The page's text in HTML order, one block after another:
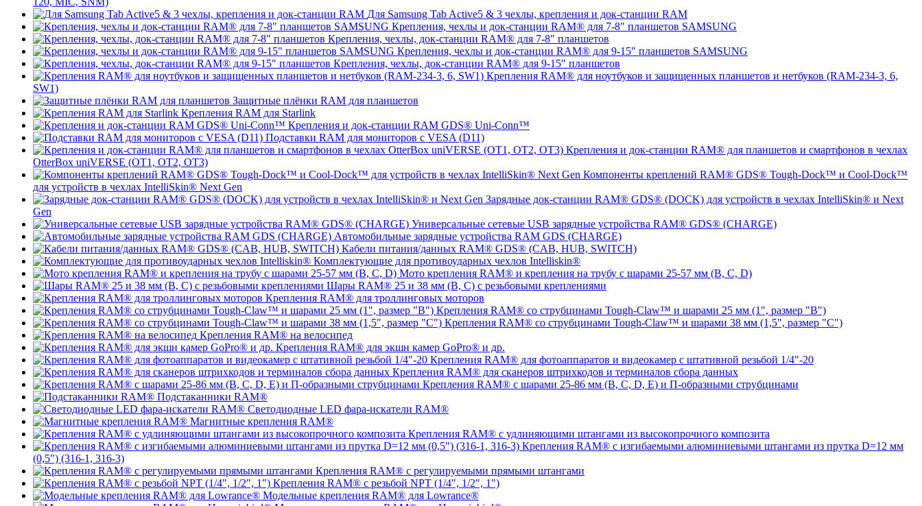
Для Samsung Tab Active5 & 3 чехлы, крепления и док-станции RAM
Крепления, чехлы и док-станции RAM® для 7-8" планшетов SAMSUNG
Крепления, чехлы, док-станции RAM® для 7-8" планшетов
Крепления, чехлы и док-станции RAM® для 9-15" планшетов SAMSUNG
Крепления, чехлы, док-станции RAM® для 9-15" планшетов
Крепления RAM® для ноутбуков и защищенных планшетов и нетбуков (RAM-234-3, 6,
SW1)
Защитные плёнки RAM для планшетов
Крепления RAM для Starlink
Крепления и док-станции RAM GDS® Uni-Conn™
Подставки RAM для мониторов с VESA (D11)
Крепления и док-станции RAM® для планшетов и смартфонов в чехлах
OtterBox uniVERSE (OT1, OT2, OT3)
Компоненты креплений RAM® GDS® Tough-Dock™ и Cool-Dock™
для устройств в чехлах IntelliSkin® Next Gen
Зарядные док-станции RAM® GDS® (DOCK) для устройств в чехлах IntelliSkin® и Next
Gen
Универсальные сетевые USB зарядные устройства RAM® GDS® (CHARGE)
Автомобильные зарядные устройства RAM GDS (CHARGE)
Кабели питания/данных RAM® GDS® (CAB, HUB, SWITCH)
Комплектующие для противоударных чехлов Intelliskin®
Мото крепления RAM® и крепления на трубу с шарами 25-57 мм (B, C, D)
Шары RAM® 25 и 38 мм (B, C) с резьбовыми креплениями
Крепления RAM® для троллинговых моторов
Крепления RAM® со струбцинами Tough-Claw™ и шарами 25 мм (1", размер "B")
Крепления RAM® со струбцинами Tough-Claw™ и шарами 38 мм (1,5", размер "C")
Крепления RAM® на велосипед
Крепления RAM® для экшн камер GoPro® и др.
Крепления RAM® для фотоаппаратов и видеокамер с штативной резьбой 1/4"-20
Крепления RAM® для сканеров штрихкодов и терминалов сбора данных
Крепления RAM® с шарами 25-86 мм (B, C, D, E) и П-образными струбцинами
Подстаканники RAM®
Светодиодные LED фара-искатели RAM®
Магнитные крепления RAM®
Крепления RAM® с удлиняющими штангами из высокопрочного композита
Крепления RAM® с изгибаемыми алюминиевыми штангами из прутка D=12 мм
(0,5") (316-1, 316-3)
Крепления RAM® c регулируемыми прямыми штангами
Крепления RAM® с резьбой NPT (1/4", 1/2", 1")
Модельные крепления RAM® для Lowrance®